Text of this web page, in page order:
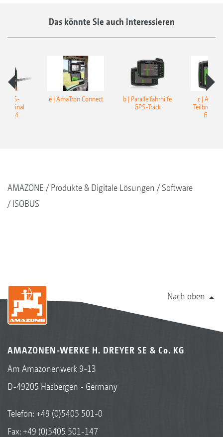
Das könnte Sie auch interessieren
4
e | AmaTron Connect
b | Parallelfahrhilfe
GPS-Track
c |
GPS-
AMAZONE Produkte & Digitale Lösungen
Software
ISOBUS
Nach oben
AMAZONEN-WERKE H. DREYER SE & Co. KG
Am Amazonenwerk 9-13
D-49205 Hasbergen - Germany
Telefon:+49 (0)5405 501-0
Fax: +49 (0)5405 501-147